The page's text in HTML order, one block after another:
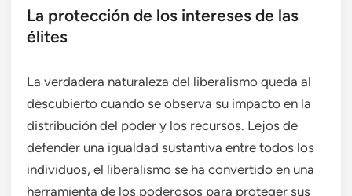
La protección de los intereses de las
élites
La verdadera naturaleza del liberalismo queda al
descubierto cuando se observa su impacto en la
distribución del poder y los recursos. Lejos de
defender una igualdad sustantiva entre todos los
individuos, el liberalismo se ha convertido en una
herramienta de los poderosos para proteger sus